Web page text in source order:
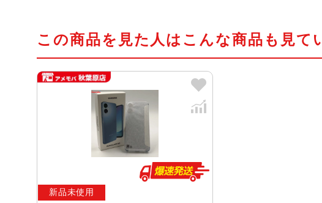
カラー
この商品を見た人はこんな商品も見て
新品未使用